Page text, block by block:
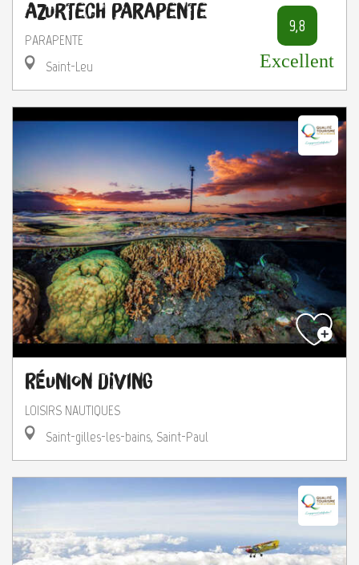
Azurtech Parapente
PARAPENTE
Saint-Leu
9,8
Excellent
Réunion Diving
LOISIRS NAUTIQUES
Saint-gilles-les-bains, Saint-Paul